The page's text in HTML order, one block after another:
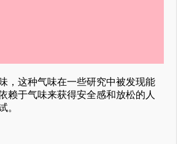
，这种气味在一些研究中被发现能
赖于气味来获得安全感和放松的人
。